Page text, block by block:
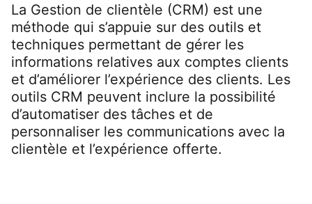
La Gestion de clientèle (CRM) est une
méthode qui s’appuie sur des outils et
techniques permettant de gérer les
informations relatives aux comptes clients
et d’améliorer l’expérience des clients. Les
outils CRM peuvent inclure la possibilité
d’automatiser des tâches et de
personnaliser les communications avec la
clientèle et l’expérience offerte.